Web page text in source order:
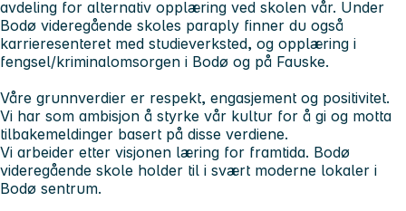
avdeling for alternativ opplæring ved skolen vår. Under
Bodø videregående skoles paraply finner du også
karrieresenteret med studieverksted, og opplæring i
fengsel/kriminalomsorgen i Bodø og på Fauske.
Våre grunnverdier er respekt, engasjement og positivitet.
Vi har som ambisjon å styrke vår kultur for å gi og motta
tilbakemeldinger basert på disse verdiene.
Vi arbeider etter visjonen læring for framtida. Bodø
videregående skole holder til i svært moderne lokaler i
Bodø sentrum.